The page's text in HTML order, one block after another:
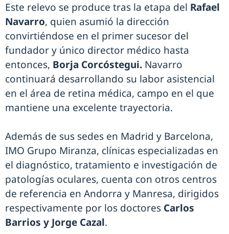
Este relevo se produce tras la etapa del Rafael
Navarro, quien asumió la dirección
convirtiéndose en el primer sucesor del
fundador y único director médico hasta
entonces, Borja Corcóstegui. Navarro
continuará desarrollando su labor asistencial
en el área de retina médica, campo en el que
mantiene una excelente trayectoria.
Además de sus sedes en Madrid y Barcelona,
IMO Grupo Miranza, clínicas especializadas en
el diagnóstico, tratamiento e investigación de
patologías oculares, cuenta con otros centros
de referencia en Andorra y Manresa, dirigidos
respectivamente por los doctores Carlos
Barrios y Jorge Cazal.